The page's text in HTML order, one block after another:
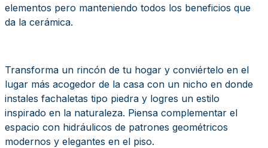
elementos pero manteniendo todos los beneficios que
da la cerámica.
Transforma un rincón de tu hogar y conviértelo en el
lugar más acogedor de la casa con un nicho en donde
instales fachaletas tipo piedra y logres un estilo
inspirado en la naturaleza. Piensa complementar el
espacio con hidráulicos de patrones geométricos
modernos y elegantes en el piso.